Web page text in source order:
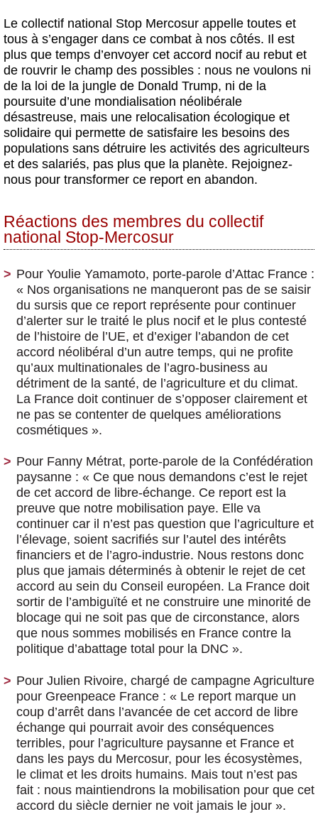
Le collectif national Stop Mercosur appelle toutes et
tous à s’engager dans ce combat à nos côtés. Il est
plus que temps d’envoyer cet accord nocif au rebut et
de rouvrir le champ des possibles : nous ne voulons ni
de la loi de la jungle de Donald Trump, ni de la
poursuite d’une mondialisation néolibérale
désastreuse, mais une relocalisation écologique et
solidaire qui permette de satisfaire les besoins des
populations sans détruire les activités des agriculteurs
et des salariés, pas plus que la planète. Rejoignez-
nous pour transformer ce report en abandon.
Réactions des membres du collectif
national Stop-Mercosur
Pour Youlie Yamamoto, porte-parole d’Attac France :
« Nos organisations ne manqueront pas de se saisir
du sursis que ce report représente pour continuer
d’alerter sur le traité le plus nocif et le plus contesté
de l’histoire de l’UE, et d’exiger l’abandon de cet
accord néolibéral d’un autre temps, qui ne profite
qu’aux multinationales de l’agro-business au
détriment de la santé, de l’agriculture et du climat.
La France doit continuer de s’opposer clairement et
ne pas se contenter de quelques améliorations
cosmétiques ».
Pour Fanny Métrat, porte-parole de la Confédération
paysanne : « Ce que nous demandons c’est le rejet
de cet accord de libre-échange. Ce report est la
preuve que notre mobilisation paye. Elle va
continuer car il n’est pas question que l’agriculture et
l’élevage, soient sacrifiés sur l’autel des intérêts
financiers et de l’agro-industrie. Nous restons donc
plus que jamais déterminés à obtenir le rejet de cet
accord au sein du Conseil européen. La France doit
sortir de l’ambiguïté et ne construire une minorité de
blocage qui ne soit pas que de circonstance, alors
que nous sommes mobilisés en France contre la
politique d’abattage total pour la DNC ».
Pour Julien Rivoire, chargé de campagne Agriculture
pour Greenpeace France : « Le report marque un
coup d’arrêt dans l’avancée de cet accord de libre
échange qui pourrait avoir des conséquences
terribles, pour l’agriculture paysanne et France et
dans les pays du Mercosur, pour les écosystèmes,
le climat et les droits humains. Mais tout n’est pas
fait : nous maintiendrons la mobilisation pour que cet
accord du siècle dernier ne voit jamais le jour ».